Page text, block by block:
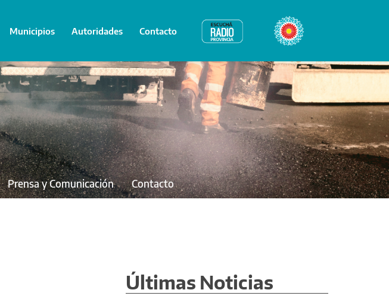
Municipios Autoridades Contacto Radio Provincia Bicentenario
Prensa y Comunicación Contacto
Últimas Noticias